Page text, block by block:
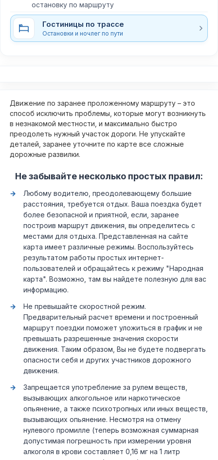
остановку по маршруту
Гостиницы по трассе
Остановки и ночлег по пути
Движение по заранее проложенному маршруту – это
способ исключить проблемы, которые могут возникнуть
в незнакомой местности, и максимально быстро
преодолеть нужный участок дороги. Не упускайте
деталей, заранее уточните по карте все сложные
дорожные развилки.
Не забывайте несколько простых правил:
Любому водителю, преодолевающему большие
расстояния, требуется отдых. Ваша поездка будет
более безопасной и приятной, если, заранее
построив маршрут движения, вы определитесь с
местами для отдыха. Представленная на сайте
карта имеет различные режимы. Воспользуйтесь
результатом работы простых интернет-
пользователей и обращайтесь к режиму "Народная
карта". Возможно, там вы найдете полезную для вас
информацию.
Не превышайте скоростной режим.
Предварительный расчет времени и построенный
маршрут поездки поможет уложиться в график и не
превышать разрешенные значения скорости
движения. Таким образом, Вы не будете подвергать
опасности себя и других участников дорожного
движения.
Запрещается употребление за рулем веществ,
вызывающих алкогольное или наркотическое
опьянение, а также психотропных или иных веществ,
вызывающих опьянение. Несмотря на отмену
нулевого промилле (теперь возможная суммарная
допустимая погрешность при измерении уровня
алкоголя в крови составляет 0,16 мг на 1 литр